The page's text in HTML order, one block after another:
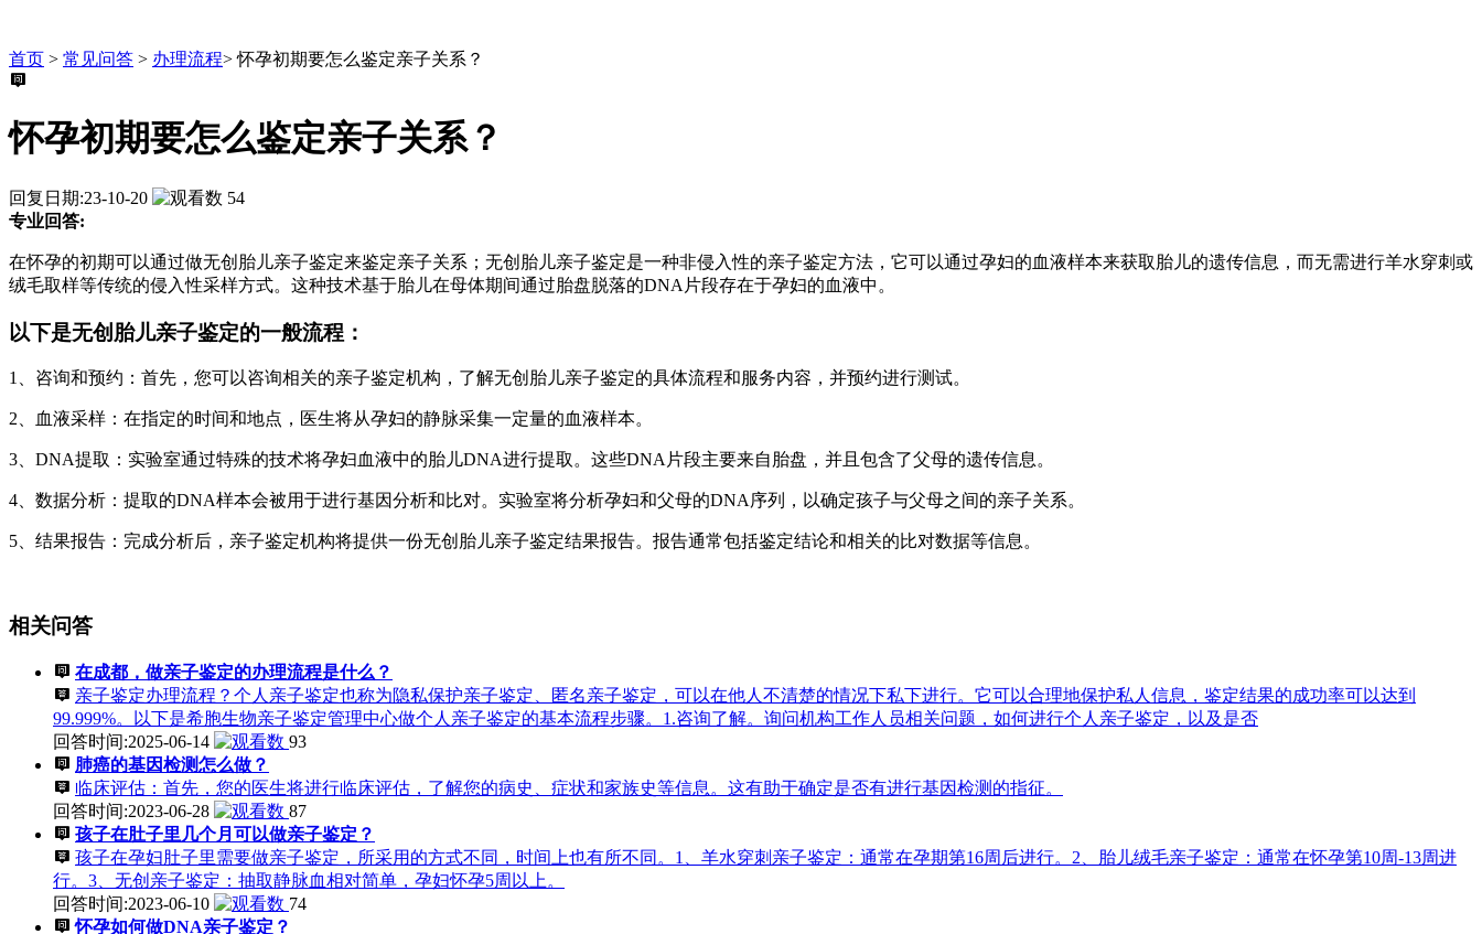
首页 > 常见问答 > 办理流程>怀孕初期要怎么鉴定亲子关系？
怀孕初期要怎么鉴定亲子关系？
回复日期:23-10-20
54
专业回答:
在怀孕的初期可以通过做无创胎儿亲子鉴定来鉴定亲子关系；无创胎儿亲子鉴定是一种非侵入性的亲子鉴定方法，它可以通过孕妇的血液样本来获取胎儿的遗传信息，而无需进行羊水穿刺或
绒毛取样等传统的侵入性采样方式。这种技术基于胎儿在母体期间通过胎盘脱落的DNA片段存在于孕妇的血液中。
以下是无创胎儿亲子鉴定的一般流程：
1、咨询和预约：首先，您可以咨询相关的亲子鉴定机构，了解无创胎儿亲子鉴定的具体流程和服务内容，并预约进行测试。
2、血液采样：在指定的时间和地点，医生将从孕妇的静脉采集一定量的血液样本。
3、DNA提取：实验室通过特殊的技术将孕妇血液中的胎儿DNA进行提取。这些DNA片段主要来自胎盘，并且包含了父母的遗传信息。
4、数据分析：提取的DNA样本会被用于进行基因分析和比对。实验室将分析孕妇和父母的DNA序列，以确定孩子与父母之间的亲子关系。
5、结果报告：完成分析后，亲子鉴定机构将提供一份无创胎儿亲子鉴定结果报告。报告通常包括鉴定结论和相关的比对数据等信息。
相关问答
在成都，做亲子鉴定的办理流程是什么？
亲子鉴定办理流程？个人亲子鉴定也称为隐私保护亲子鉴定、匿名亲子鉴定，可以在他人不清楚的情况下私下进行。它可以合理地保护私人信息，鉴定结果的成功率可以达到
99.999%。以下是希胞生物亲子鉴定管理中心做个人亲子鉴定的基本流程步骤。1.咨询了解。询问机构工作人员相关问题，如何进行个人亲子鉴定，以及是否
回答时间:2025-06-14
93
肺癌的基因检测怎么做？
临床评估：首先，您的医生将进行临床评估，了解您的病史、症状和家族史等信息。这有助于确定是否有进行基因检测的指征。
回答时间:2023-06-28
87
孩子在肚子里几个月可以做亲子鉴定？
孩子在孕妇肚子里需要做亲子鉴定，所采用的方式不同，时间上也有所不同。1、羊水穿刺亲子鉴定：通常在孕期第16周后进行。2、胎儿绒毛亲子鉴定：通常在怀孕第10周-13周进
行。3、无创亲子鉴定：抽取静脉血相对简单，孕妇怀孕5周以上。
回答时间:2023-06-10
74
怀孕如何做DNA亲子鉴定？